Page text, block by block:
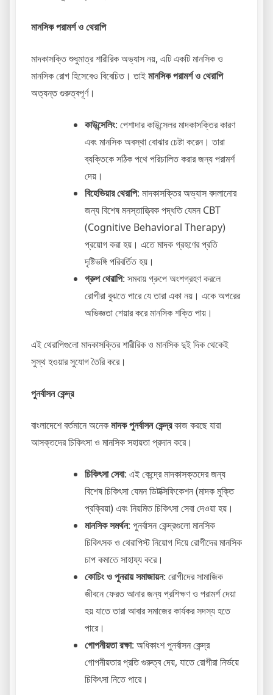
মানসিক পরামর্শ ও থেরাপি
মাদকাসক্তি শুধুমাত্র শারীরিক অভ্যাস নয়, এটি একটি মানসিক ও
মানসিক রোগ হিসেবেও বিবেচিত। তাইমানসিক পরামর্শ ও থেরাপি
অত্যন্ত গুরুত্বপূর্ণ।
কাউন্সেলিং: পেশাদার কাউন্সেলর মাদকাসক্তির কারণ
এবং মানসিক অবস্থা বোঝার চেষ্টা করেন। তারা
ব্যক্তিকে সঠিক পথে পরিচালিত করার জন্য পরামর্শ
দেয়।
বিহেভিয়ার থেরাপি: মাদকাসক্তির অভ্যাস বদলানোর
জন্য বিশেষ মনস্তাত্ত্বিক পদ্ধতি যেমন CBT
(Cognitive Behavioral Therapy)
প্রয়োগ করা হয়। এতে মাদক গ্রহণের প্রতি
দৃষ্টিভঙ্গি পরিবর্তিত হয়।
গ্রুপ থেরাপি: সমবায় গ্রুপে অংশগ্রহণ করলে
রোগীরা বুঝতে পারে যে তারা একা নয়। একে অপরের
অভিজ্ঞতা শেয়ার করে মানসিক শক্তি পায়।
এই থেরাপিগুলো মাদকাসক্তির শারীরিক ও মানসিক দুই দিক থেকেই
সুস্থ হওয়ার সুযোগ তৈরি করে।
পুনর্বাসন কেন্দ্র
বাংলাদেশে বর্তমানে অনেকমাদক পুনর্বাসন কেন্দ্রকাজ করছে যারা
আসক্তদের চিকিৎসা ও মানসিক সহায়তা প্রদান করে।
চিকিৎসা সেবা: এই কেন্দ্রে মাদকাসক্তদের জন্য
বিশেষ চিকিৎসা যেমন ডিটক্সিফিকেশন (মাদক মুক্তি
প্রক্রিয়া) এবং নিয়মিত চিকিৎসা সেবা দেওয়া হয়।
মানসিক সমর্থন: পুনর্বাসন কেন্দ্রগুলো মানসিক
চিকিৎসক ও থেরাপিস্ট নিয়োগ দিয়ে রোগীদের মানসিক
চাপ কমাতে সাহায্য করে।
কোচিং ও পুনরায় সমাজায়ন: রোগীদের সামাজিক
জীবনে ফেরত আনার জন্য প্রশিক্ষণ ও পরামর্শ দেয়া
হয় যাতে তারা আবার সমাজের কার্যকর সদস্য হতে
পারে।
গোপনীয়তা রক্ষা: অধিকাংশ পুনর্বাসন কেন্দ্র
গোপনীয়তার প্রতি গুরুত্ব দেয়, যাতে রোগীরা নির্ভয়ে
চিকিৎসা নিতে পারে।